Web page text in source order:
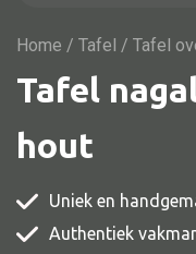
Vitrine
TV meubel
Comode
Home / Tafel / Tafel
Tafel
hout
Uniek en
Authentiek